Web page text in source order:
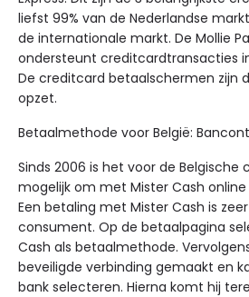
liefst 99% van de Nederlandse
de internationale markt. De Mollie
ondersteunt creditcardtransacties
De creditcard betaalschermen zijn
opzet.
Betaalmethode voor België:
Sinds 2006 is het voor de Belgische
mogelijk om met Mister Cash
Een betaling met Mister Cash is
consument. Op de betaalpagina
Cash als betaalmethode.
beveiligde verbinding gemaakt en
bank selecteren. Hierna komt hij